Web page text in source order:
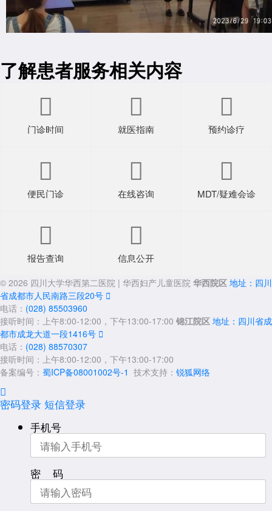
了解患者服务相关内容

门诊时间

就医指南

预约诊疗

便民门诊

在线咨询

MDT/疑难会诊

报告查询

信息公开
© 2026 四川大学华西第二医院 | 华西妇产儿童医院 华西院区 地址：四川
省成都市人民南路三段20号 
电话： (028) 85503960
接听时间：上午8:00-12:00，下午13:00-17:00 锦江院区 地址：四川省成
都市成龙大道一段1416号 
电话： (028) 88570307
接听时间：上午8:00-12:00，下午13:00-17:00
备案编号： 蜀ICP备08001002号-1 技术支持： 锐狐网络

密码登录 短信登录
手机号
密 码